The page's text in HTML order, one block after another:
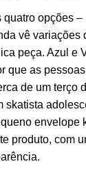
quatro opções
vê variações
peça. Azul e
que as
de um terço
skatista
envelope
produto, com